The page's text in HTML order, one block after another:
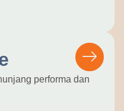
performa dan